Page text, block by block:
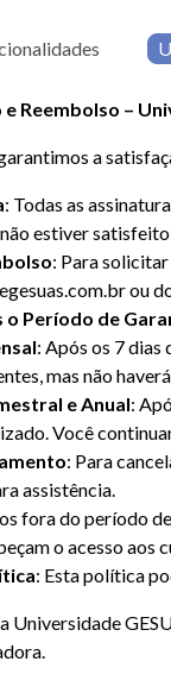
Reembolso –
a
: Todas as
estiver
: Para
ou
o Período de
: Após os 7 dias
mas não
e Anual:
Você
: Para
assistência.
fora do período
o acesso aos
: Esta política
Universidade